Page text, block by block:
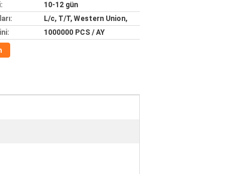
10-12 gün
L/c, T/T, Western Union,
1000000 PCS / AY